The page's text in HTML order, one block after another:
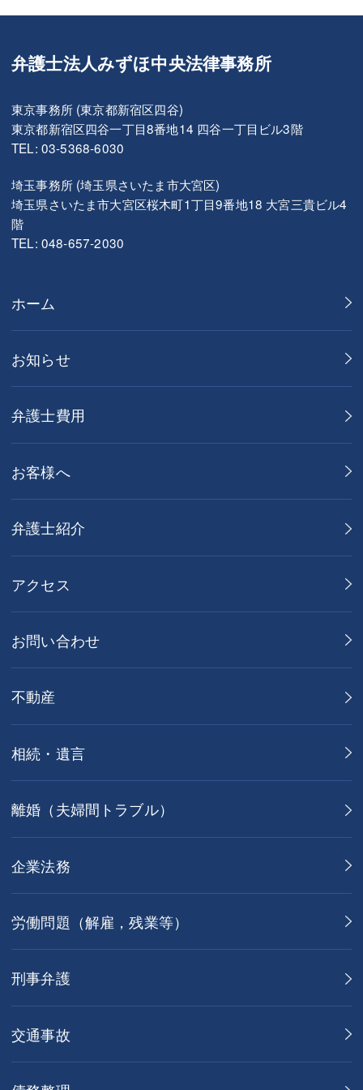
弁護士法人みずほ中央法律事務所
東京事務所 (東京都新宿区四谷)
東京都新宿区四谷一丁目8番地14 四谷一丁目ビル3階
TEL: 03-5368-6030
埼玉事務所 (埼玉県さいたま市大宮区)
埼玉県さいたま市大宮区桜木町1丁目9番地18 大宮三貴ビル4
階
TEL: 048-657-2030
ホーム
お知らせ
弁護士費用
お客様へ
弁護士紹介
アクセス
お問い合わせ
不動産
相続・遺言
離婚（夫婦間トラブル）
企業法務
労働問題（解雇，残業等）
刑事弁護
交通事故